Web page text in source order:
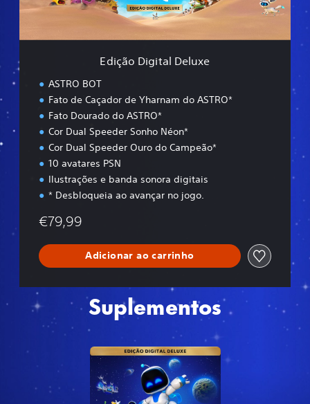
i
a
Edição Digital Deluxe
ASTRO BOT
Fato de Caçador de Yharnam do ASTRO*
Fato Dourado do ASTRO*
Cor Dual Speeder Sonho Néon*
Cor Dual Speeder Ouro do Campeão*
10 avatares PSN
Ilustrações e banda sonora digitais
* Desbloqueia ao avançar no jogo.
€79,99
Adicionar ao carrinho
Suplementos